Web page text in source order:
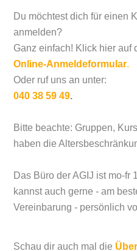
Du möchtest dich für einen
anmelden?
Ganz einfach! Klick hier auf
Online-Anmeldeformular.
Oder ruf uns an unter:
040 38 59 49.
Bitte beachte: Gruppen,
haben die
Das Büro der AGIJ ist mo-fr
kannst auch gerne - am
Vereinbarung - persönlich
Schau dir auch mal die